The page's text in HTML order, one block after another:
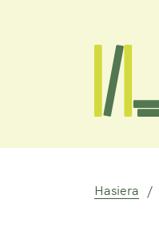
Hasiera